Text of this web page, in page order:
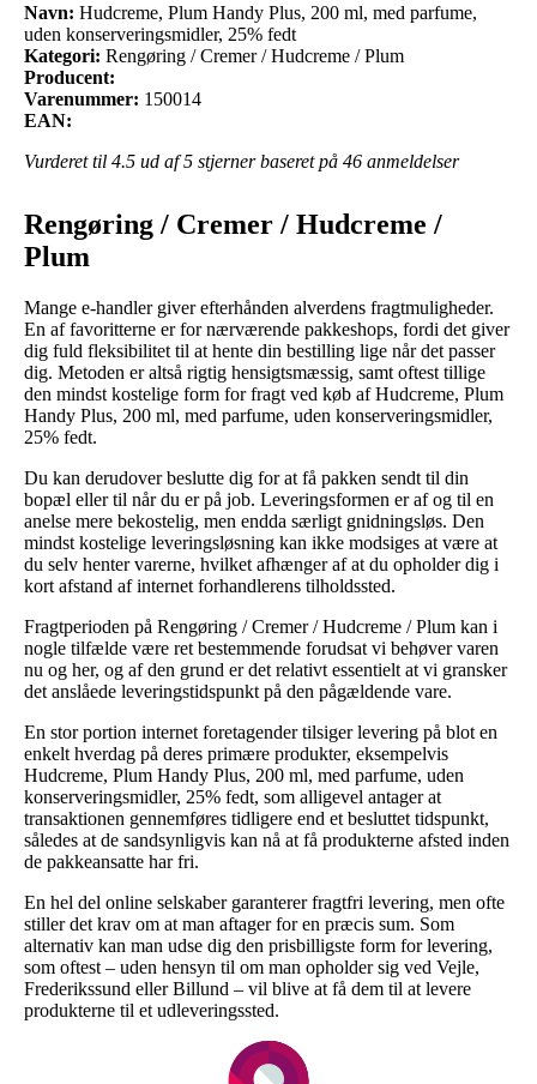
Navn: Hudcreme, Plum Handy Plus, 200 ml, med parfume,
uden konserveringsmidler, 25% fedt
Kategori: Rengøring / Cremer / Hudcreme / Plum
Producent:
Varenummer: 150014
EAN:
Vurderet til 4.5 ud af 5 stjerner baseret på 46 anmeldelser
Rengøring / Cremer / Hudcreme /
Plum
Mange e-handler giver efterhånden alverdens fragtmuligheder.
En af favoritterne er for nærværende pakkeshops, fordi det giver
dig fuld fleksibilitet til at hente din bestilling lige når det passer
dig. Metoden er altså rigtig hensigtsmæssig, samt oftest tillige
den mindst kostelige form for fragt ved køb af Hudcreme, Plum
Handy Plus, 200 ml, med parfume, uden konserveringsmidler,
25% fedt.
Du kan derudover beslutte dig for at få pakken sendt til din
bopæl eller til når du er på job. Leveringsformen er af og til en
anelse mere bekostelig, men endda særligt gnidningsløs. Den
mindst kostelige leveringsløsning kan ikke modsiges at være at
du selv henter varerne, hvilket afhænger af at du opholder dig i
kort afstand af internet forhandlerens tilholdssted.
Fragtperioden på Rengøring / Cremer / Hudcreme / Plum kan i
nogle tilfælde være ret bestemmende forudsat vi behøver varen
nu og her, og af den grund er det relativt essentielt at vi gransker
det anslåede leveringstidspunkt på den pågældende vare.
En stor portion internet foretagender tilsiger levering på blot en
enkelt hverdag på deres primære produkter, eksempelvis
Hudcreme, Plum Handy Plus, 200 ml, med parfume, uden
konserveringsmidler, 25% fedt, som alligevel antager at
transaktionen gennemføres tidligere end et besluttet tidspunkt,
således at de sandsynligvis kan nå at få produkterne afsted inden
de pakkeansatte har fri.
En hel del online selskaber garanterer fragtfri levering, men ofte
stiller det krav om at man aftager for en præcis sum. Som
alternativ kan man udse dig den prisbilligste form for levering,
som oftest – uden hensyn til om man opholder sig ved Vejle,
Frederikssund eller Billund – vil blive at få dem til at levere
produkterne til et udleveringssted.